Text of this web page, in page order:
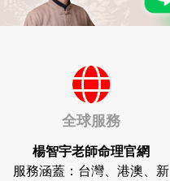
全球服務
楊智宇老師命理官網
服務涵蓋：台灣、港澳、新